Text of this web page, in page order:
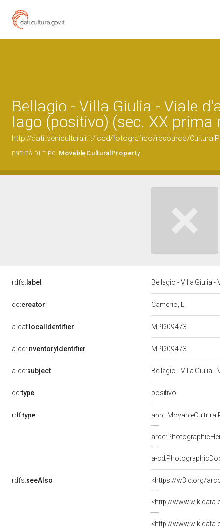
Bellagio - Villa Giulia - Viale
lago (positivo) (sec. XX prima
http://dati.beniculturali.it/iccd/fotografico/resource/
ENTITÀ DI TIPO: MovableCulturalProperty
rdfs: label Bellagio - Villa Giulia
dc:creator Camerio, L.
a-cat: localIdentifier MPI309473
a-cd:inventoryIdentifier MPI309473
a-cd:subject Bellagio - Villa Giulia
dc:type positivo
rdf:type
a-
rdfs:seeAlso <https://w3id.org/
<http://
<http://